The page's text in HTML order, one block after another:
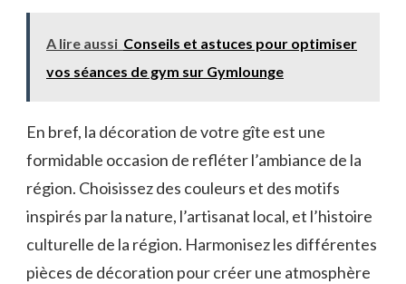
A lire aussi Conseils et astuces pour optimiser
vos séances de gym sur Gymlounge
En bref, la décoration de⁤ votre ⁣gîte est ⁤une
formidable occasion ⁢de​ refléter ⁢l’ambiance⁣ de la
région. Choisissez ⁢des couleurs et des⁣ motifs
inspirés ​par la nature, l’artisanat‍ local, et l’histoire
culturelle de la région. Harmonisez ⁢les ​différentes
pièces de ‍décoration pour créer une atmosphère